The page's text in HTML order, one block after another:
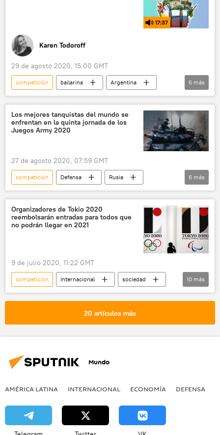
17:37
Karen Todoroff
29 de agosto 2020, 15:00 GMT
competición bailarina
Argentina
Ecuador
rusos
danza
Rusia
Destino Rusia migración
6 más
Los mejores tanquistas del mundo se
enfrentan en la quinta jornada de los
Juegos Army 2020
27 de agosto 2020, 07:59 GMT
competición Defensa
Rusia
Internacional
Biatlón de Tanques
tanques
🌏 Asia
Foro Internacional Técnico Militar Army
6 más
Organizadores de Tokio 2020
reembolsarán entradas para todos que
no podrán llegar en 2021
9 de julio 2020, 11:22 GMT
competición Internacional
sociedad
Juegos Olímpicos y Paralímpicos de Tokio 2020
pandemia de coronavirus
coronavirus
COVID-19
⚽ Deportes
🌏 Asia
10 más
20 artículos más
Mundo
AMÉRICA LATINA INTERNACIONAL ECONOMÍA DEFENSA